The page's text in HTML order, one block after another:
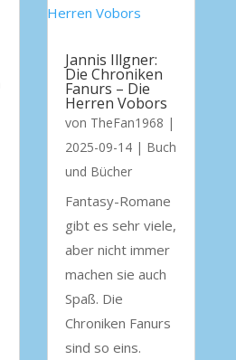
Jannis Illgner:
Die Chroniken
Fanurs – Die
Herren Vobors
von TheFan1968 |
2025-09-14| Buch
und Bücher
Fantasy-Romane
gibt es sehr viele,
aber nicht immer
machen sie auch
Spaß. Die
Chroniken Fanurs
sind so eins.